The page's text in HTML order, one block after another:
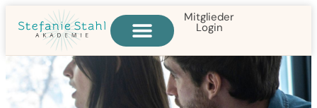
Mitglieder
Login